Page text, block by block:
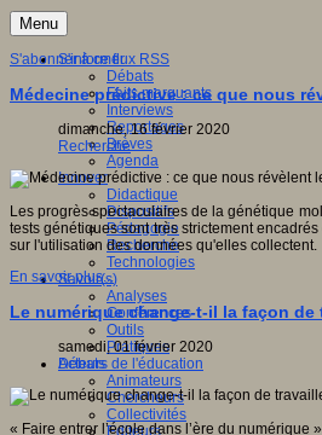
Menu
S'informer
Débats
Faits marquants
Interviews
Reportages
Brèves
Agenda
Innover
Didactique
Dispositifs
Pédagogie
Recherche
Technologies
Savoir(s)
Analyses
Conférences
Outils
Pratiques
Acteurs de l'éducation
Animateurs
Chercheurs
Collectivités
Editeurs
S'abonner à ce flux RSS
Médecine prédictive : ce que nous
dimanche, 16 février 2020
Recherche
Les progrès spectaculaires de la génétique
tests génétiques sont très strictement
sur l'utilisation des données qu'elles collectent.
En savoir plus...
Le numérique change-t-il la façon
samedi, 01 février 2020
Débats
« Faire entrer l’école dans l’ère du